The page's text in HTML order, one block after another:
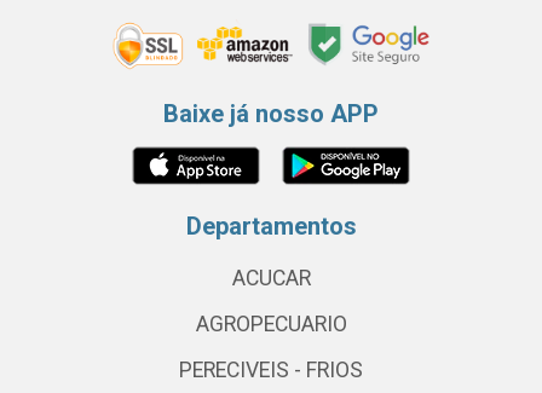
Baixe já nosso APP
Departamentos
ACUCAR
AGROPECUARIO
PERECIVEIS - FRIOS